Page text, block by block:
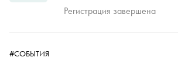
Регистрация завершена
#СОБЫТИЯ